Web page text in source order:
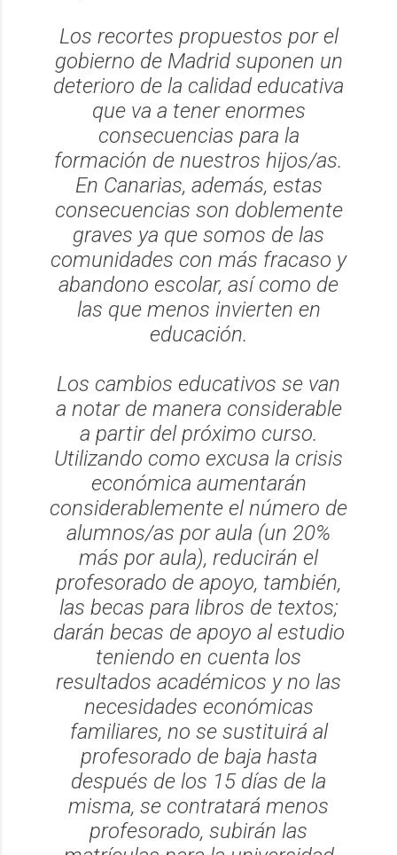
Los recortes propuestos por el
gobierno de Madrid suponen un
deterioro de la calidad educativa
que va a tener enormes
consecuencias para la
formación de nuestros hijos/as.
En Canarias, además, estas
consecuencias son doblemente
graves ya que somos de las
comunidades con más fracaso y
abandono escolar, así como de
las que menos invierten en
educación.
Los cambios educativos se van
a notar de manera considerable
a partir del próximo curso.
Utilizando como excusa la crisis
económica aumentarán
considerablemente el número de
alumnos/as por aula (un 20%
más por aula), reducirán el
profesorado de apoyo, también,
las becas para libros de textos;
darán becas de apoyo al estudio
teniendo en cuenta los
resultados académicos y no las
necesidades económicas
familiares, no se sustituirá al
profesorado de baja hasta
después de los 15 días de la
misma, se contratará menos
profesorado, subirán las